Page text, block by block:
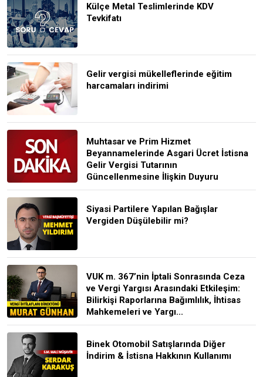
Külçe Metal Teslimlerinde KDV
Tevkifatı
Gelir vergisi mükelleflerinde eğitim
harcamaları indirimi
Muhtasar ve Prim Hizmet
Beyannamelerinde Asgari Ücret İstisna
Gelir Vergisi Tutarının
Güncellenmesine İlişkin Duyuru
Siyasi Partilere Yapılan Bağışlar
Vergiden Düşülebilir mi?
VUK m. 367’nin İptali Sonrasında Ceza
ve Vergi Yargısı Arasındaki Etkileşim:
Bilirkişi Raporlarına Bağımlılık, İhtisas
Mahkemeleri ve Yargı...
Binek Otomobil Satışlarında Diğer
İndirim & İstisna Hakkının Kullanımı